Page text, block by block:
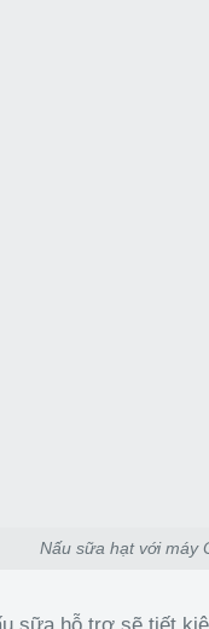
Nấu sữa hạt với máy
sữa hỗ trợ sẽ tiết